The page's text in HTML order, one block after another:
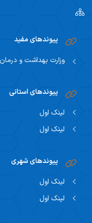
پیوندهای مفید
وزارت بهداشت و درمان
پیوندهای استانی
لینک اول
لینک اول
پیوندهای شهری
لینک اول
لینک اول